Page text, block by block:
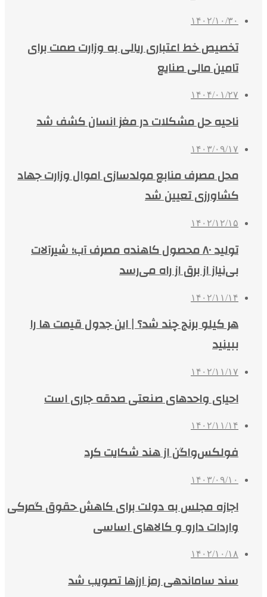
۱۴۰۲/۱۰/۳۰
تخصیص خط اعتباری ریالی به وزارت صمت برای
تامین مالی صنایع
۱۴۰۴/۰۱/۲۷
ناحیه حل مشکلات در مغز انسان کشف شد
۱۴۰۳/۰۹/۱۷
محل مصرف منابع مولدسازی اموال وزارت جهاد
کشاورزی تعیین شد
۱۴۰۲/۱۲/۱۵
تولید ۸۰ محصول کاهنده مصرف آب؛ شیرآلات
بی‌نیاز از برق از راه می‌رسد
۱۴۰۲/۱۱/۱۴
هر کیلو برنج چند شد؟ | این جدول قیمت ها را
ببینید
۱۴۰۲/۱۱/۱۷
احیای واحدهای صنعتی صدقه جاری است
۱۴۰۲/۱۱/۱۴
فولکس‌واگن از هند شکایت کرد
۱۴۰۳/۰۹/۱۰
اجازه مجلس به دولت برای کاهش حقوق گمرکی
واردات دارو و کالاهای اساسی
۱۴۰۲/۱۰/۱۸
سند ساماندهی رمز ارزها تصویب شد